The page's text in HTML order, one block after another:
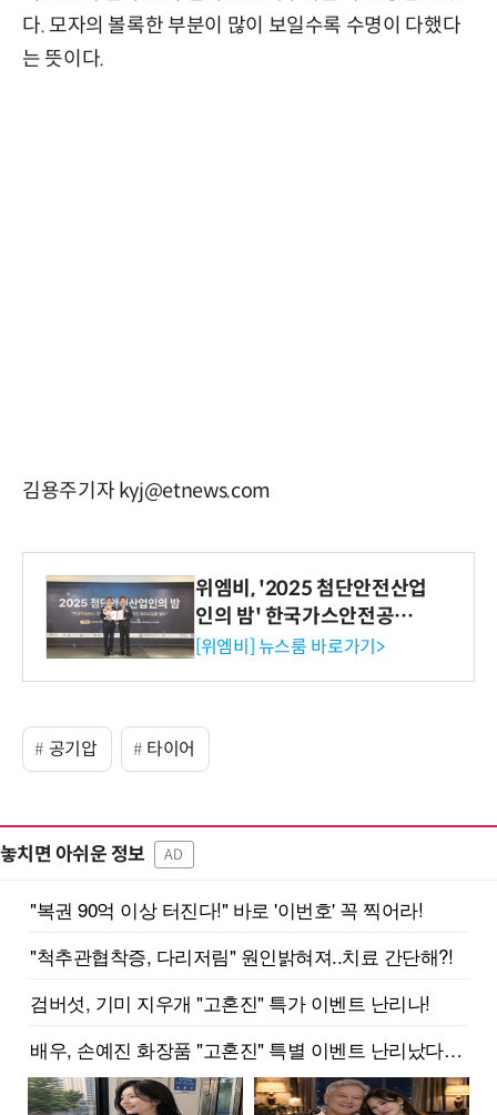
다. 모자의 볼록한 부분이 많이 보일수록 수명이 다했다
는 뜻이다.
김용주기자 kyj@etnews.com
위엠비, '2025 첨단안전산업
인의 밤' 한국가스안전공사
사장상 수상
[위엠비] 뉴스룸 바로가기>
공기압 타이어
놓치면 아쉬운 정보 AD